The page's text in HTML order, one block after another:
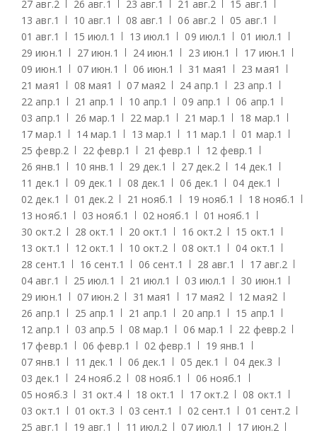
27 авг.2 26 авг.1 23 авг.1 21 авг.2 15 авг.1
13 авг.1 10 авг.1 08 авг.1 06 авг.2 05 авг.1
01 авг.1 15 июл.1 13 июл.1 09 июл.1 01 июл.1
29 июн.1 27 июн.1 24 июн.1 23 июн.1 17 июн.1
09 июн.1 07 июн.1 06 июн.1 31 мая1 23 мая1
21 мая1 08 мая1 07 мая2 24 апр.1 23 апр.1
22 апр.1 21 апр.1 10 апр.1 09 апр.1 06 апр.1
03 апр.1 26 мар.1 22 мар.1 21 мар.1 18 мар.1
17 мар.1 14 мар.1 13 мар.1 11 мар.1 01 мар.1
25 февр.2 22 февр.1 21 февр.1 12 февр.1
26 янв.1 10 янв.1 29 дек.1 27 дек.2 14 дек.1
11 дек.1 09 дек.1 08 дек.1 06 дек.1 04 дек.1
02 дек.1 01 дек.2 21 нояб.1 19 нояб.1 18 нояб.1
13 нояб.1 03 нояб.1 02 нояб.1 01 нояб.1
30 окт.2 28 окт.1 20 окт.1 16 окт.2 15 окт.1
13 окт.1 12 окт.1 10 окт.2 08 окт.1 04 окт.1
28 сент.1 16 сент.1 06 сент.1 28 авг.1 17 авг.2
04 авг.1 25 июл.1 21 июл.1 03 июл.1 30 июн.1
29 июн.1 07 июн.2 31 мая1 17 мая2 12 мая2
26 апр.1 25 апр.1 21 апр.1 20 апр.1 15 апр.1
12 апр.1 03 апр.5 08 мар.1 06 мар.1 22 февр.2
17 февр.1 06 февр.1 02 февр.1 19 янв.1
07 янв.1 11 дек.1 06 дек.1 05 дек.1 04 дек.3
03 дек.1 24 нояб.2 08 нояб.1 06 нояб.1
05 нояб.3 31 окт.4 18 окт.1 17 окт.2 08 окт.1
03 окт.1 01 окт.3 03 сент.1 02 сент.1 01 сент.2
25 авг.1 19 авг.1 11 июл.2 07 июл.1 17 июн.2